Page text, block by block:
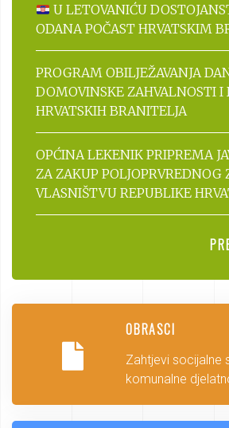
U LETOVANIĆU
ODANA POČAST HRVATSKIM
PROGRAM OBILJEŽAVANJA
DOMOVINSKE ZAHVALNOSTI I
HRVATSKIH BRANITELJA
OPĆINA LEKENIK PRIPREMA
ZA ZAKUP POLJOPRVREDNOG
VLASNIŠTVU REPUBLIKE
OBRASCI
Zahtjevi socijalne
komunalne